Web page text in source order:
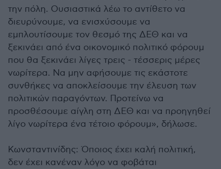
την πόλη. Ουσιαστικά λέω το αντίθετο να
διευρύνουμε, να ενισχύσουμε να
εμπλουτίσουμε τον θεσμό της ΔΕΘ και να
ξεκινάει από ένα οικονομικό πολιτικό φόρουμ
που θα ξεκινάει λίγες τρεις - τέσσερις μέρες
νωρίτερα. Να μην αφήσουμε τις εκάστοτε
συνθήκες να αποκλείσουμε την έλευση των
πολιτικών παραγόντων. Προτείνω να
προσθέσουμε αίγλη στη ΔΕΘ και να προηγηθεί
λίγο νωρίτερα ένα τέτοιο φόρουμ», δήλωσε.
Κωνσταντινίδης: Όποιος έχει καλή πολιτική,
δεν έχει κανέναν λόγο να φοβάται